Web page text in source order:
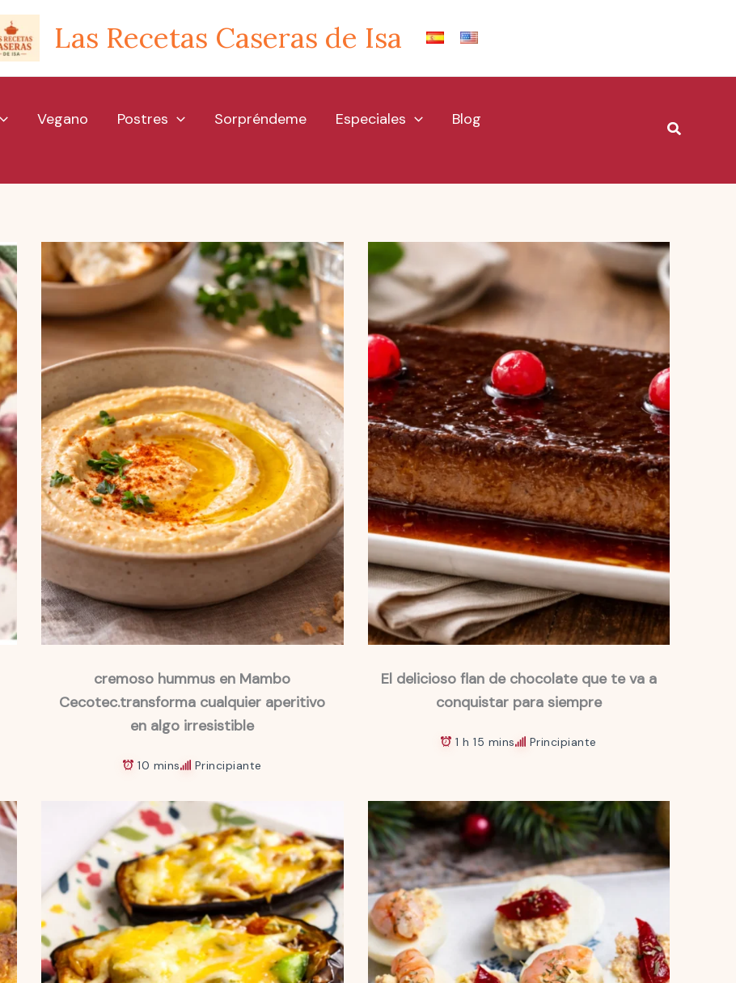
Las Recetas Caseras de Isa
Vegano Postres Sorpréndeme Especiales
Blog
Buscar
cremoso hummus en Mambo
Cecotec.transforma cualquier aperitivo
en algo irresistible
10 mins Principiante
El delicioso flan de chocolate que te va a
conquistar para siempre
1 h 15 mins Principiante